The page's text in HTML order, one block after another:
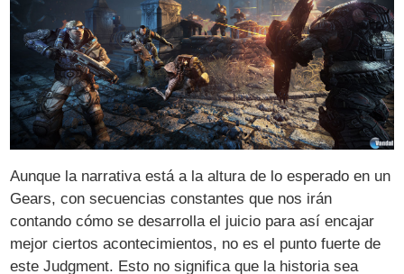
Aunque la narrativa está a la altura de lo esperado en un
Gears, con secuencias constantes que nos irán
contando cómo se desarrolla el juicio para así encajar
mejor ciertos acontecimientos, no es el punto fuerte de
este Judgment. Esto no significa que la historia sea